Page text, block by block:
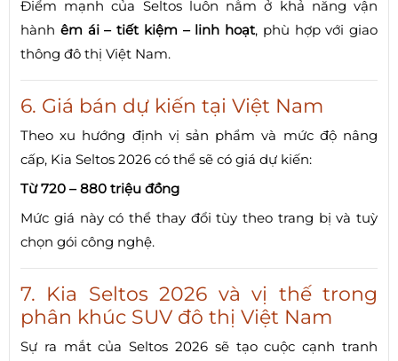
Điểm mạnh của Seltos luôn nằm ở khả năng vận
hành êm ái – tiết kiệm – linh hoạt, phù hợp với giao
thông đô thị Việt Nam.
6. Giá bán dự kiến tại Việt Nam
Theo xu hướng định vị sản phẩm và mức độ nâng
cấp, Kia Seltos 2026 có thể sẽ có giá dự kiến:
Từ 720 – 880 triệu đồng
Mức giá này có thể thay đổi tùy theo trang bị và tuỳ
chọn gói công nghệ.
7. Kia Seltos 2026 và vị thế trong
phân khúc SUV đô thị Việt Nam
Sự ra mắt của Seltos 2026 sẽ tạo cuộc cạnh tranh